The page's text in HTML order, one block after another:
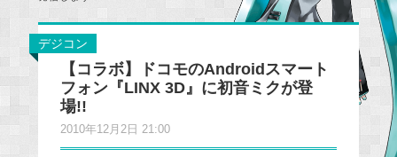
デジコン
【コラボ】ドコモのAndroidスマート
フォン『LINX 3D』に初音ミクが登
場!!
2010年12月2日 21:00